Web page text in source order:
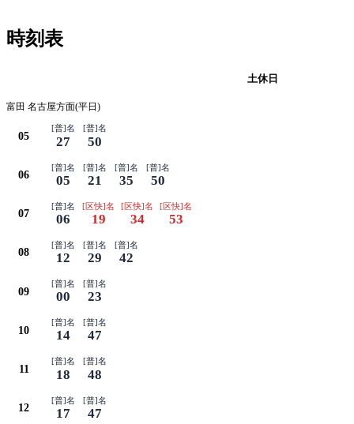
時刻表
土休日
富田 名古屋方面(平日)
05
[普]名
27
[普]名
50
06
[普]名
05
[普]名
21
[普]名
35
[普]名
50
07
[普]名
06
[区快]名
19
[区快]名
34
[区快]名
53
08
[普]名
12
[普]名
29
[普]名
42
09
[普]名
00
[普]名
23
10
[普]名
14
[普]名
47
11
[普]名
18
[普]名
48
12
[普]名
17
[普]名
47